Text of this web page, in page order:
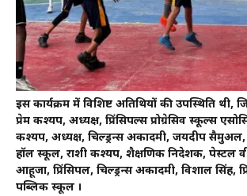
इस कार्यक्रम में विशिष्ट अतिथियों की उपस्थिति थी,
प्रेम कश्यप, अध्यक्ष, प्रिंसिपल्स प्रोग्रेसिव स्कूल्स
कश्यप, अध्यक्ष, चिल्ड्रन्स अकादमी, जयदीप सैमुअल,
हॉल स्कूल, राशी कश्यप, शैक्षणिक निदेशक, पेस्टल
आहूजा, प्रिंसिपल, चिल्ड्रन्स अकादमी, विशाल सिंह,
पब्लिक स्कूल ।